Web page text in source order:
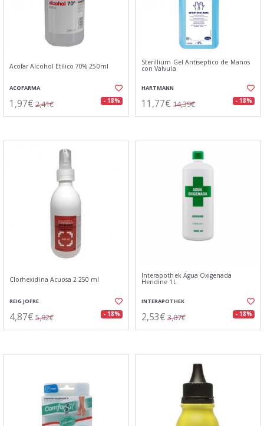
Acofar Alcohol Etílico 70% 250ml
ACOFARMA
1,97€ 2,41€ - 18%
Sterillium Gel Antiseptico de Manos
con Valvula
HARTMANN
11,77€ 14,39€ - 18%
Clorhexidina Acuosa 2 250 ml
REIG JOFRE
4,87€ 5,92€ - 18%
Interapothek Agua Oxigenada
Heridine 1L
INTERAPOTHEK
2,53€ 3,07€ - 18%